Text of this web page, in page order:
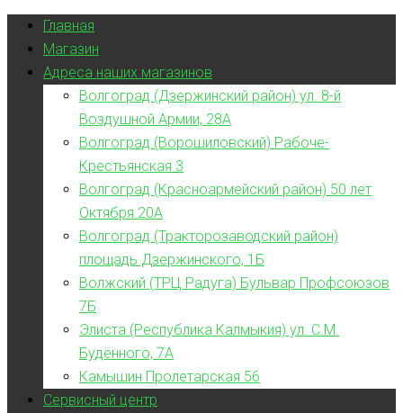
Главная
Магазин
Адреса наших магазинов
Волгоград (Дзержинский район) ул. 8-й
Воздушной Армии, 28А
Волгоград (Ворошиловский) Рабоче-
Крестьянская 3
Волгоград (Красноармейский район) 50 лет
Октября 20А
Волгоград (Тракторозаводский район)
площадь Дзержинского, 1Б
Волжский (ТРЦ Радуга) Бульвар Профсоюзов
7Б
Элиста (Республика Калмыкия) ул. С.М.
Будённого, 7А
Камышин Пролетарская 56
Сервисный центр